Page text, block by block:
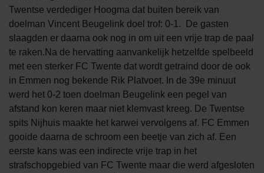
Twentse verdediger Hoogma dat buiten bereik van
doelman Vincent Beugelink doel trof: 0-1. De gasten
slaagden er daarna ook nog in om uit een vrije trap de paal
te raken.Na de hervatting aanvankelijk hetzelfde spelbeeld
met een sterker FC Twente dat wordt getraind door de ook
in Emmen nog bekende Rik Platvoet. In de 39e minuut
werd het 0-2 toen doelman Beugelink een pegel van
afstand kon keren maar niet klemvast kreeg. De Twentse
spits Nijhuis maakte het karwei vervolgens af. FC Emmen
gooide daarna de schroom een beetje van zich af. Een
eerste kans was een indirecte vrije trap in het
strafschopgebied van FC Twente maar die werd afgesloten